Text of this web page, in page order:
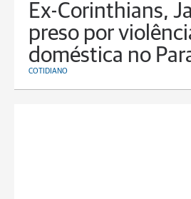
Ex-Corinthians,
preso por
doméstica no
COTIDIANO